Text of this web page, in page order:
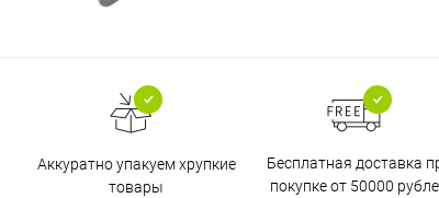
Аккуратно упакуем хрупкие
товары
Бесплатная доставка
покупке от 50000